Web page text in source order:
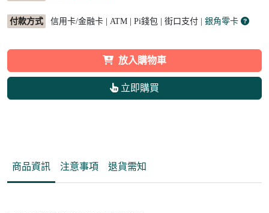
付款方式 信用卡/金融卡 | ATM | Pi錢包 | 街口支付 | 銀角零卡
放入購物車
立即購買
商品資訊 注意事項 退貨需知